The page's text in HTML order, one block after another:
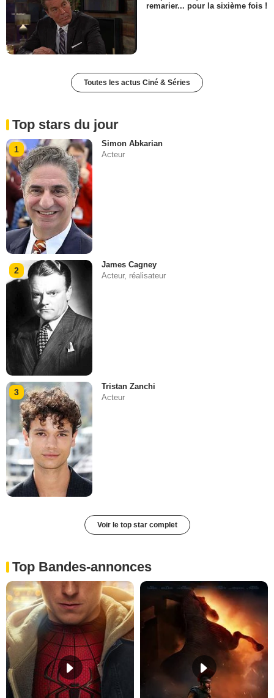
remarier... pour la sixième fois !
Toutes les actus Ciné & Séries
Top stars du jour
1
Simon Abkarian
Acteur
2
James Cagney
Acteur, réalisateur
3
Tristan Zanchi
Acteur
Voir le top star complet
Top Bandes-annonces